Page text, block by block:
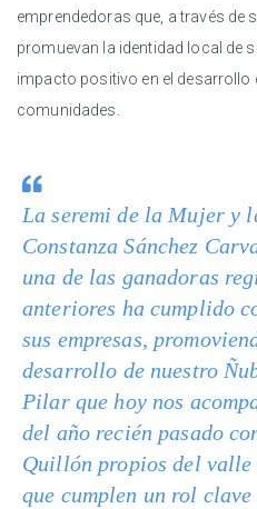
emprendedoras que, a través de
promuevan la identidad local de
impacto positivo en el
comunidades.
La seremi de la Mujer y
Constanza Sánchez
una de las ganadoras
anteriores ha cumplido
sus empresas,
desarrollo de nuestro
Pilar que hoy nos
del año recién pasado
Quillón propios del
que cumplen un rol